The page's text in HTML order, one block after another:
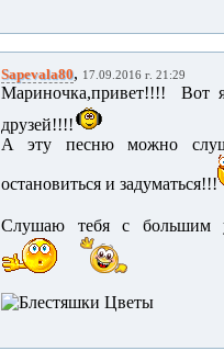
Sapevala80, 17.09.2016 г. 21:29
Мариночка,привет!!!! Вот я
друзей!!!!
А эту песню можно
остановиться и задуматься!!!
Слушаю тебя с большим